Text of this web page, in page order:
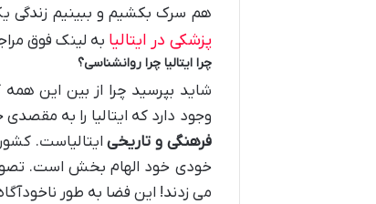
هم سرک بکشیم و ببینیم زندگی
پزشکی در ایتالیا به لینک فوق
چرا ایتالیا چرا روانشناسی؟
شاید بپرسید چرا از بین این
وجود دارد که ایتالیا را به
فرهنگی و تاریخیایتالیاست.
خودی خود الهام بخش است.
می زدند! این فضا به طور